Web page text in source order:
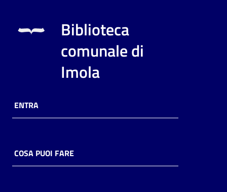
Scopri
online
Biblioteca
comunale di
Imola
ENTRA
COSA PUOI FARE